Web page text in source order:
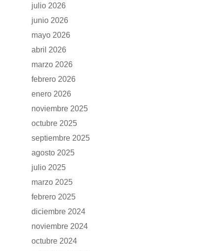
julio 2026
junio 2026
mayo 2026
abril 2026
marzo 2026
febrero 2026
enero 2026
noviembre 2025
octubre 2025
septiembre 2025
agosto 2025
julio 2025
marzo 2025
febrero 2025
diciembre 2024
noviembre 2024
octubre 2024